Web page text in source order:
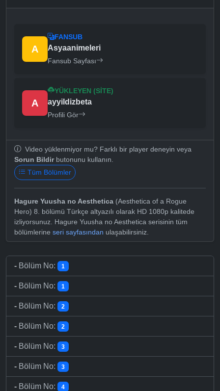
A
FANSUB
Asyaanimeleri
Fansub Sayfası
A
YÜKLEYEN (SITE)
ayyildizbeta
Profili Gör
Video yüklenmiyor mu? Farklı bir player deneyin veya
Sorun Bildirbutonunu kullanın.
Tüm Bölümler
Hagure Yuusha no Aesthetica (Aesthetica of a Rogue
Hero) 8. bölümü Türkçe altyazılı olarak HD 1080p kalitede
izliyorsunuz. Hagure Yuusha no Aesthetica serisinin tüm
bölümlerine seri sayfasından ulaşabilirsiniz.
- Bölüm No: 1
- Bölüm No: 1
- Bölüm No: 2
- Bölüm No: 2
- Bölüm No: 3
- Bölüm No: 3
- Bölüm No: 4